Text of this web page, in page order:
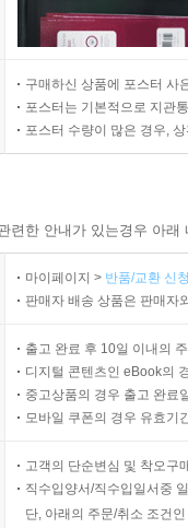
구매하신 상품에 포스터 사
포스터는 기본적으로 지관
포스터 수량이 많은 경우,
련한 안내가 있는경우 아
마이페이지 > 반품/교환 신
판매자 배송 상품은 판매자
출고 완료 후 10일 이내의
디지털 콘텐츠인 eBook의
중고상품의 경우 출고 완료
모바일 쿠폰의 경우 유효기
고객의 단순변심 및 착오구
직수입양서/직수입일서중
단, 아래의 주문/취소 조건